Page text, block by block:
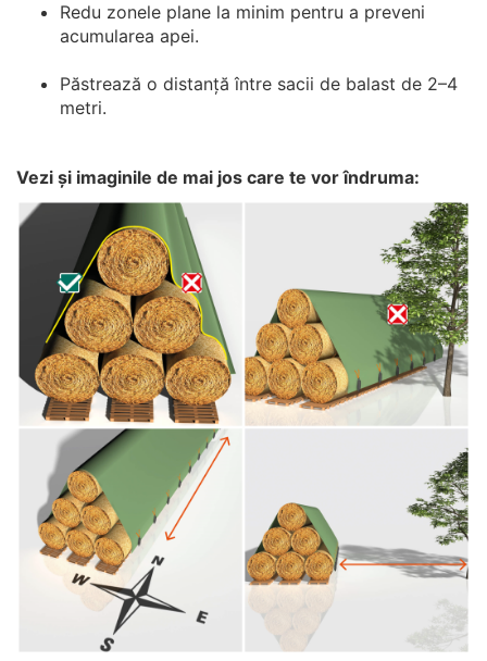
Redu zonele plane la minim pentru a preveni
acumularea apei.
Păstrează o distanță între sacii de balast de 2–4
metri.
Vezi și imaginile de mai jos care te vor îndruma: